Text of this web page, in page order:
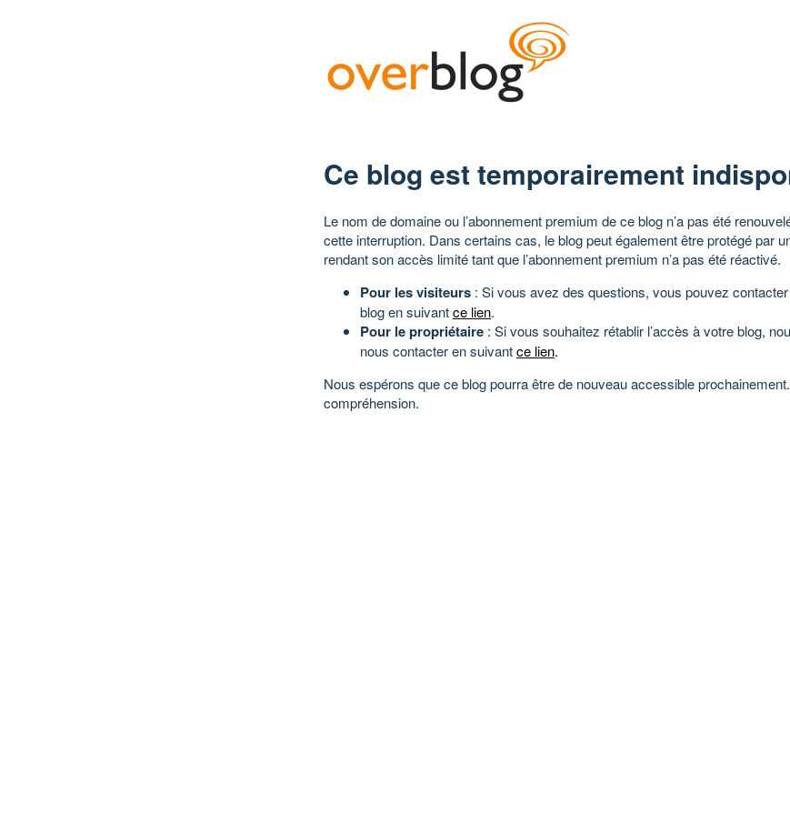
Ce blog est temporairement
Le nom de domaine ou l’abonnement premium de ce blog n’a pas été
cette interruption. Dans certains cas, le blog peut également être protégé par
rendant son accès limité tant que l’abonnement premium n’a pas été réactivé.
Pour les visiteurs : Si vous avez des questions, vous pouvez
blog en suivantce lien.
Pour le propriétaire : Si vous souhaitez rétablir l’accès à votre blog,
nous contacter en suivantce lien.
Nous espérons que ce blog pourra être de nouveau accessible
compréhension.